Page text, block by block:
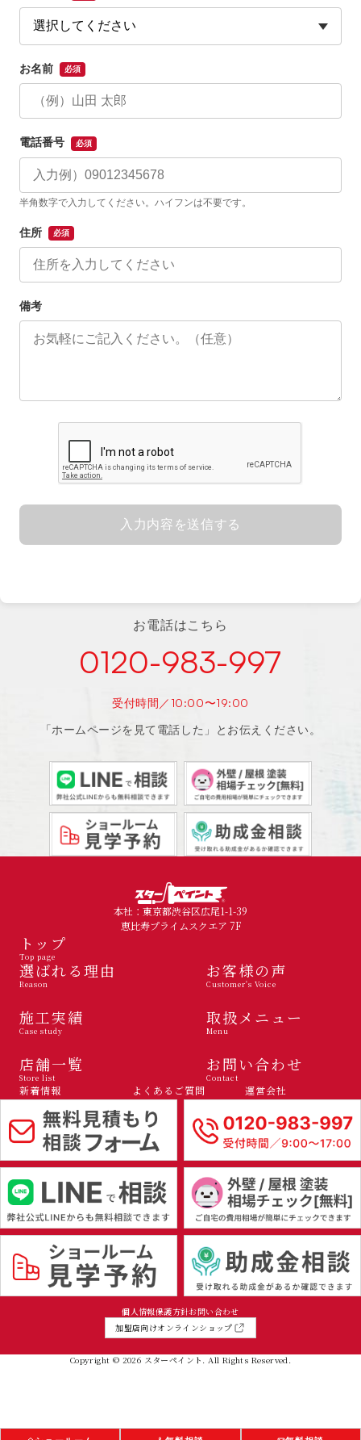
お名前 必須
電話番号 必須
半角数字で入力してください。ハイフンは不要です。
住所 必須
備考
入力内容を送信する
お電話はこちら
0120-983-997
受付時間／10:00〜19:00
「ホームページを見て電話した」とお伝えください。
本社：東京都渋谷区広尾1-1-39
恵比寿プライムスクエア 7F
トップ
Top page
選ばれる理由
Reason
お客様の声
Customer's Voice
施工実績
Case study
取扱メニュー
Menu
店舗一覧
Store list
お問い合わせ
Contact
新着情報 よくあるご質問 運営会社
加盟店向けオンラインショップ
個人情報保護方針お問い合わせ
Copyright © 2026 スターペイント. All Rights Reserved.